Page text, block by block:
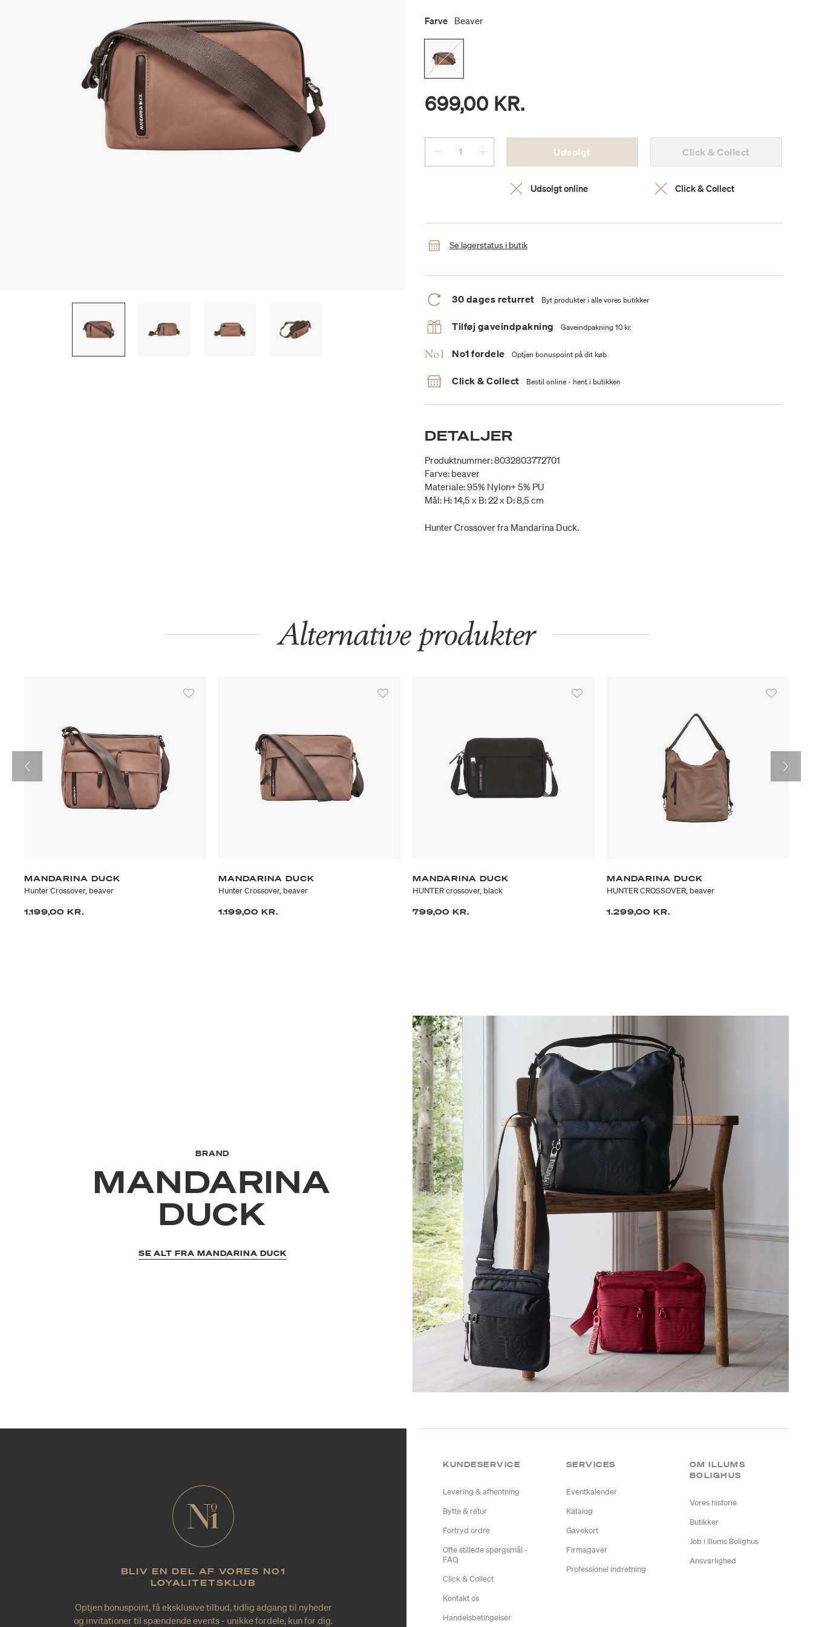
Farve Beaver
699,00 KR.
Udsolgt Click & Collect
Udsolgt online Click & Collect
Se lagerstatus i butik
30 dages returret Byt produkter i alle vores butikker
Tilføj gaveindpakning Gaveindpakning 10 kr.
No1 fordele Optjen bonuspoint på dit køb
Click & Collect Bestil online - hent i butikken
DETALJER
Produktnummer: 8032803772701
Farve: beaver
Materiale: 95% Nylon+ 5% PU
Mål: H: 14,5 x B: 22 x D: 8,5 cm
Hunter Crossover fra Mandarina Duck.
Alternative produkter
MANDARINA DUCK
Hunter Crossover, beaver
1.199,00 KR.
MANDARINA DUCK
Hunter Crossover, beaver
1.199,00 KR.
MANDARINA DUCK
HUNTER crossover, black
799,00 KR.
MANDARINA DUCK
HUNTER CROSSOVER, beaver
1.299,00 KR.
BRAND
MANDARINA
DUCK
SE ALT FRA MANDARINA DUCK
BLIV EN DEL AF VORES NO1
LOYALITETSKLUB
Optjen bonuspoint, få eksklusive tilbud, tidlig adgang til nyheder
og invitationer til spændende events - unikke fordele, kun for dig.
KUNDESERVICE
Levering & afhentning
Bytte & retur
Fortryd ordre
Ofte stillede spørgsmål -
FAQ
Click & Collect
Kontakt os
Handelsbetingelser
SERVICES
Eventkalender
Katalog
Gavekort
Firmagaver
Professionel indretning
OM ILLUMS
BOLIGHUS
Vores historie
Butikker
Job i Illums Bolighus
Ansvarlighed